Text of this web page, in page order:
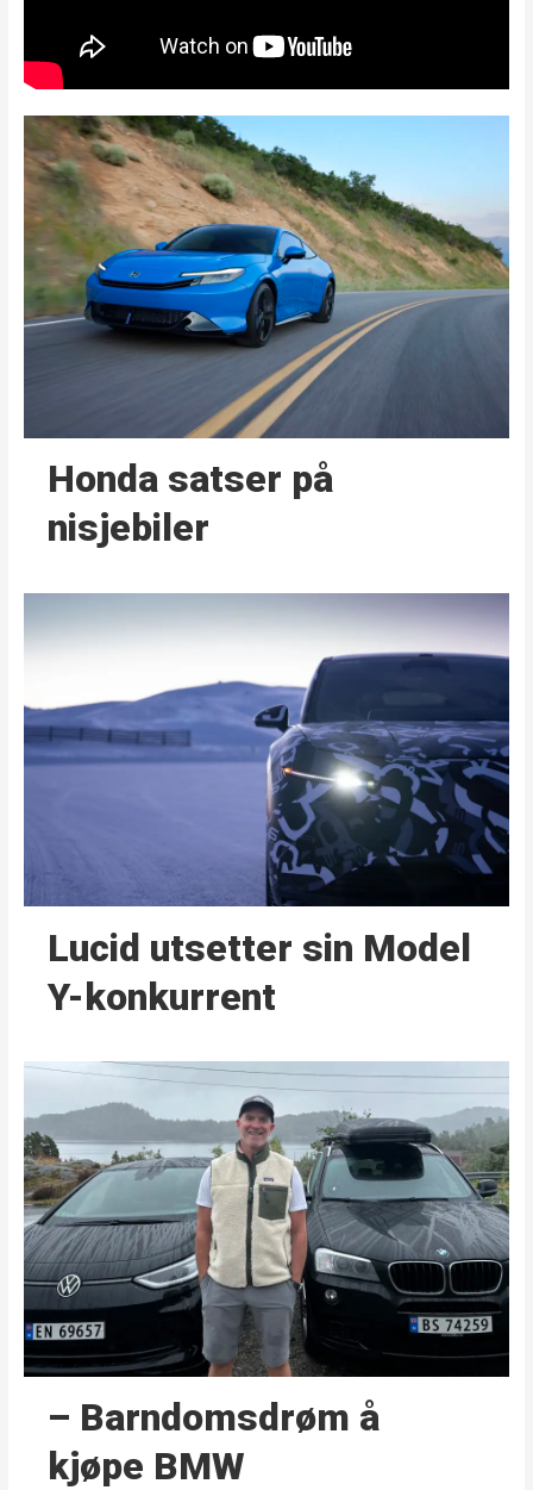
Honda satser på
nisjebiler
Lucid utsetter sin Model
Y-konkurrent
– Barndoms­drøm å
kjøpe BMW